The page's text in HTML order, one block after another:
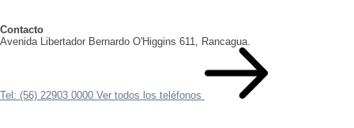
Contacto
Avenida Libertador Bernardo O'Higgins 611, Rancagua.
Tel: (56) 22903 0000 Ver todos los teléfonos